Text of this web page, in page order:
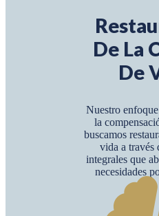
De La
De
Nuestro
la
buscamos
vida a través
integrales que
necesidades